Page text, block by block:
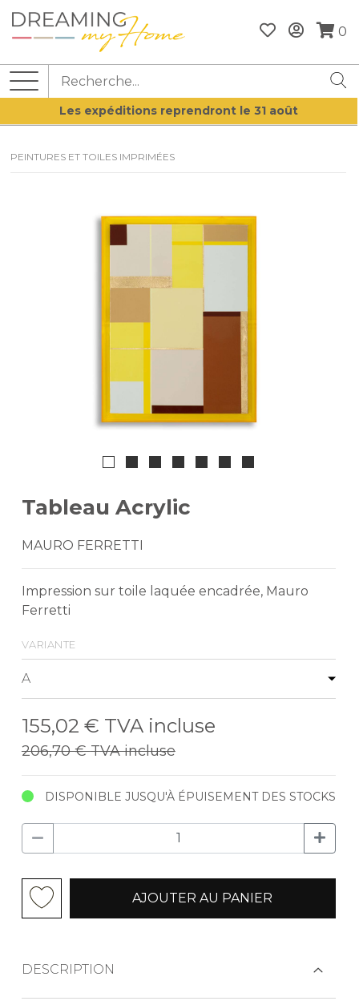
0
Les expéditions reprendront le 31 août
PEINTURES ET TOILES IMPRIMÉES
Tableau Acrylic
MAURO FERRETTI
Impression sur toile laquée encadrée, Mauro
Ferretti
variante
155,02 € TVA incluse
206,70 €TVA incluse
DISPONIBLE JUSQU'À ÉPUISEMENT DES STOCKS
AJOUTER AU PANIER
DESCRIPTION